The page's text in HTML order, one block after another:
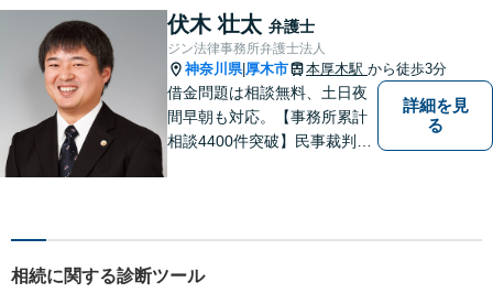
所を目指しております。
伏木 壮太 弁護士
ジン法律事務所弁護士法人
神奈川県| 厚木市 本厚木駅 から徒歩3分
借金問題は相談無料、土日夜
間早朝も対応。【事務所累計
相談4400件突破】民事裁判／
詳細を見
る
相続に関する診断ツール